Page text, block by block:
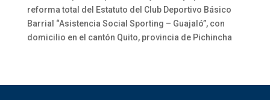
reforma total del Estatuto del Club Deportivo Básico
Barrial “Asistencia Social Sporting – Guajaló”, con
domicilio en el cantón Quito, provincia de Pichincha